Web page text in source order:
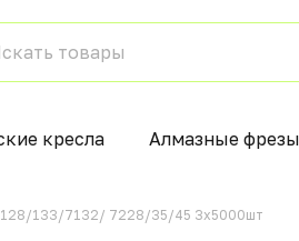
кресла Алмазные
128/133/7132/ 7228/35/45 3х5000шт